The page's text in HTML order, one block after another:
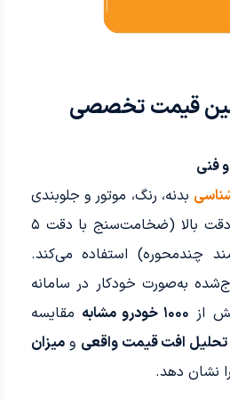
قیمت تخصصی
فنی
بدنه، رنگ، موتور و جلوبندی
از ابزارهای دیجیتال با دقت بالا (ضخامت‌سنج با دقت ۵
چندمحوره) استفاده می‌کند.
به‌صورت خودکار در سامانه
از ۱۰۰۰ خودرو مشابه
مقایسه
تحلیل افت قیمت واقعی ومیزان
را نشان دهد.